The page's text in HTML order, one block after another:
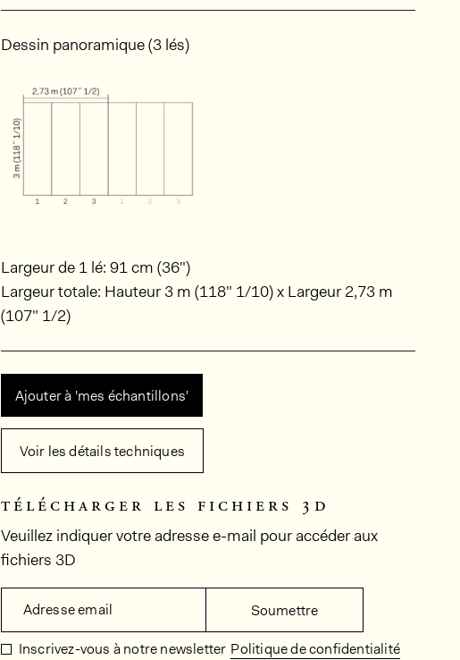
Dessin panoramique (3 lés)
Largeur de 1 lé: 91 cm (36")
Largeur totale: Hauteur 3 m (118" 1/10) x Largeur 2,73 m
(107" 1/2)
Ajouter à 'mes échantillons'
Voir les détails techniques
télécharger les fichiers 3d
Veuillez indiquer votre adresse e-mail pour accéder aux
fichiers 3D
Adresse email Soumettre
Inscrivez-vous à notre newsletter Politique de confidentialité